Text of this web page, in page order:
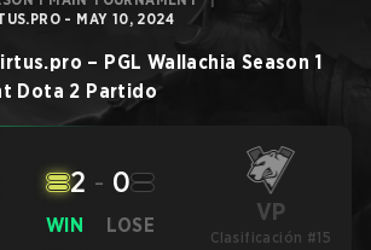
- MAY 10, 2024
– PGL Wallachia Season 1
Dota 2 Partido
WIN
2 - 0
LOSE VP
Clasificación #15